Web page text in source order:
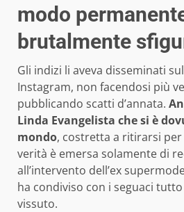
modo
brutalmente
Gli indizi li aveva disseminati
Instagram, non facendosi più
pubblicando scatti d’annata.
Linda Evangelista che si è
mondo, costretta a ritirarsi per
verità è emersa solamente di
all’intervento dell’ex
ha condiviso con i seguaci
vissuto.